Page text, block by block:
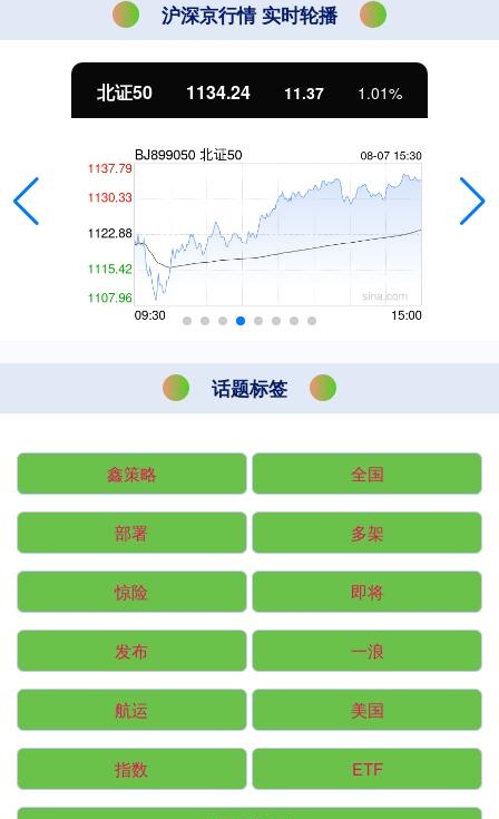
沪深京行情 实时轮播
北证50 1134.24 11.37 1.01%
话题标签
鑫策略 全国
部署 多架
惊险 即将
发布 一浪
航运 美国
指数 ETF